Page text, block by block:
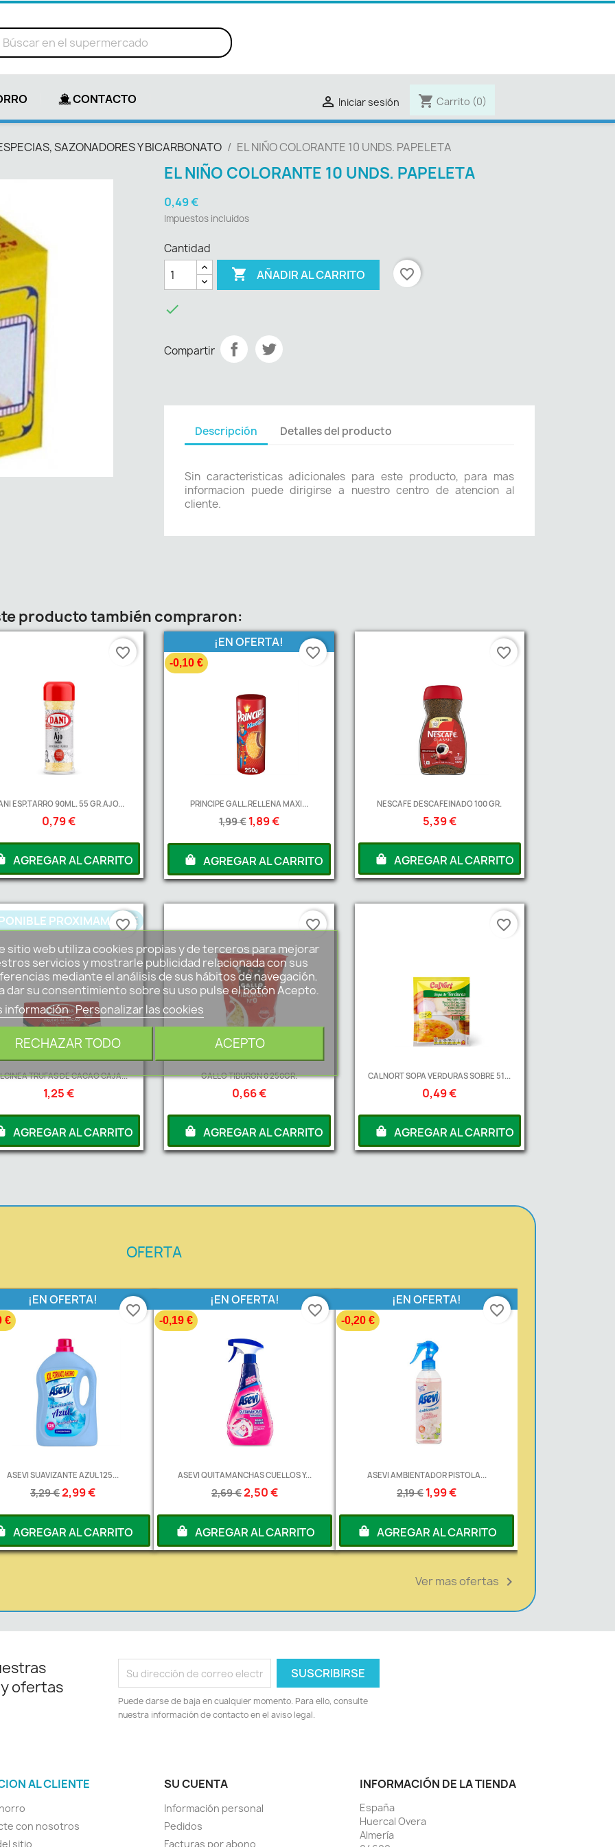
 Iniciar sesión shopping_cart Carrito (0)
sitio web utiliza cookies propias y de terceros para mejorar
servicios y mostrarle publicidad relacionada con sus
mediante el análisis de sus hábitos de navegación.
dar su consentimiento sobre su uso pulse el botón Acepto.
información Personalizar las cookies
RECHAZAR TODO ACEPTO
CONTACTO
SAZONADORES Y BICARBONATO EL NIÑO COLORANTE 10 UNDS. PAPELETA
EL NIÑO COLORANTE 10 UNDS. PAPELETA
0,49 €
Impuestos incluidos
Cantidad
 AÑADIR AL CARRITO favorite_border

Compartir
Descripción Detalles del producto
Sin caracteristicas adicionales para este producto, para mas
informacion puede dirigirse a nuestro centro de atencion al
cliente.
producto también compraron:
ESP.TARRO 90ML. 55 GR.AJO...
0,79 €
AGREGAR AL CARRITO
favorite_border
PRINCIPE GALL.RELLENA MAXI...
1,99 € 1,89 €
¡EN OFERTA!
-0,10 €
AGREGAR AL CARRITO
favorite_border
NESCAFE DESCAFEINADO 100 GR.
5,39 €
AGREGAR AL CARRITO
favorite_border
TRUFAS DE CACAO CAJA...
1,25 €
PROXIMAMENTE
AGREGAR AL CARRITO
favorite_border
GALLO TIBURON 0 250GR.
0,66 €
AGREGAR AL CARRITO
favorite_border
CALNORT SOPA VERDURAS SOBRE 51...
0,49 €
AGREGAR AL CARRITO
favorite_border
OFERTA
ASEVI SUAVIZANTE AZUL 125...
3,29 €2,99 €
¡EN OFERTA!
€
AGREGAR AL CARRITO
favorite_border
ASEVI QUITAMANCHAS CUELLOS Y...
2,69 €2,50 €
¡EN OFERTA!
-0,19 €
AGREGAR AL CARRITO
favorite_border
ASEVI AMBIENTADOR PISTOLA...
2,19 € 1,99 €
¡EN OFERTA!
-0,20 €
AGREGAR AL CARRITO
favorite_border
Ver mas ofertas 
ofertas
Puede darse de baja en cualquier momento. Para ello, consulte
nuestra información de contacto en el aviso legal.
AL CLIENTE
con nosotros
sitio
SU CUENTA
Información personal
Pedidos
Facturas por abono
INFORMACIÓN DE LA TIENDA
España
Huercal Overa
Almería